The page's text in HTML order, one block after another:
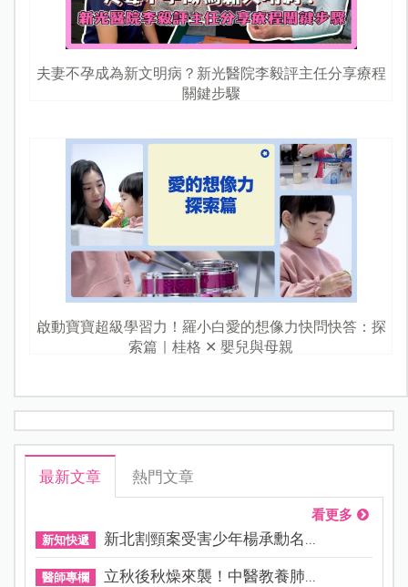
夫妻不孕成為新文明病？新光醫院李毅評主任分享療程
關鍵步驟
啟動寶寶超級學習力！羅小白愛的想像力快問快答：探
索篇｜桂格 ✕ 嬰兒與母親
最新文章 熱門文章
看更多
新知快遞 新北割頸案受害少年楊承勳名...
醫師專欄 立秋後秋燥來襲！中醫教養肺...